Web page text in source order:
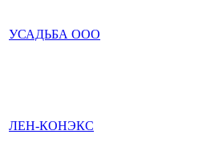
УСАДЬБА ООО
ЛЕН-КОНЭКС